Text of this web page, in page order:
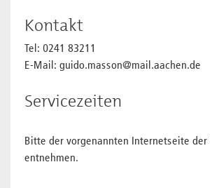
Kontakt
Tel: 0241 83211
E-Mail: guido.masson@mail.aachen.de
Servicezeiten
Bitte der vorgenannten Internetseite der
entnehmen.